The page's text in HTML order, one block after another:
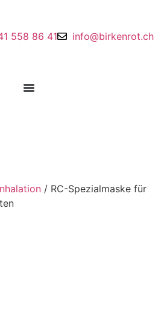
558 86 41 info@birkenrot.ch
/ RC-Spezialmaske für